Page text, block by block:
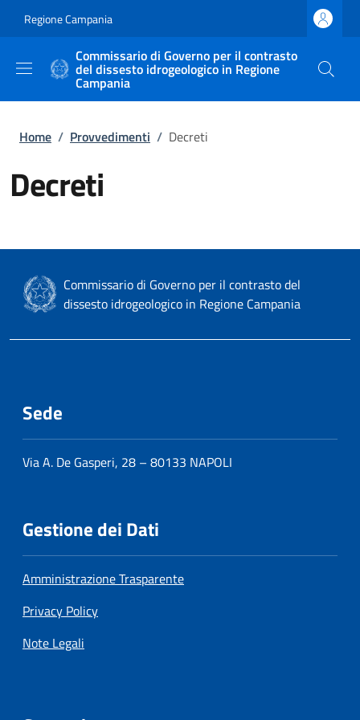
Regione Campania
Commissario di Governo per il contrasto
del dissesto idrogeologico in Regione
Campania
Briciole di pane
Home / Provvedimenti / Decreti
Decreti
Commissario di Governo per il contrasto del
dissesto idrogeologico in Regione Campania
Sede
Via A. De Gasperi, 28 – 80133 NAPOLI
Gestione dei Dati
Amministrazione Trasparente
Privacy Policy
Note Legali